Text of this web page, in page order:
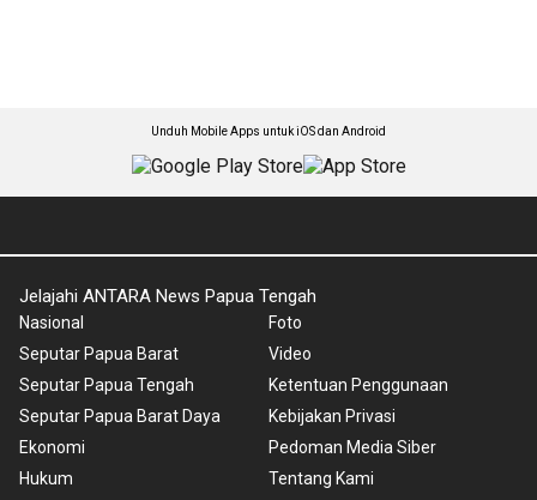
Unduh Mobile Apps untuk iOS dan Android
Jelajahi ANTARA News Papua Tengah
Nasional
Seputar Papua Barat
Seputar Papua Tengah
Seputar Papua Barat Daya
Ekonomi
Hukum
Foto
Video
Ketentuan Penggunaan
Kebijakan Privasi
Pedoman Media Siber
Tentang Kami